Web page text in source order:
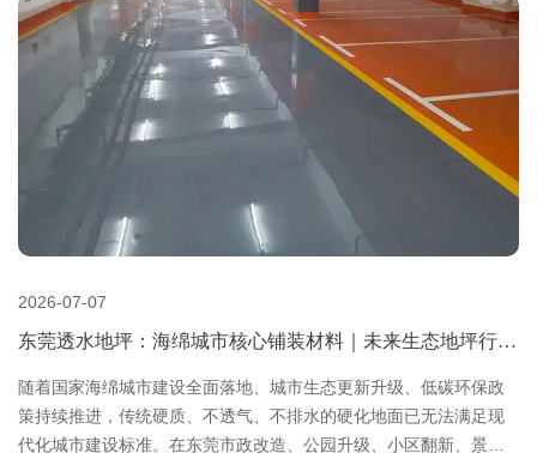
为东莞新建仓库、旧仓翻新、货架改造项目提供专业技术参考。
2026-07-07
东莞透水地坪：海绵城市核心铺装材料｜未来生态地坪行业
​随着国家海绵城市建设全面落地、城市生态更新升级、低碳环保政
策持续推进，传统硬质、不透气、不排水的硬化地面已无法满足现
代化城市建设标准。在东莞市政改造、公园升级、小区翻新、景观